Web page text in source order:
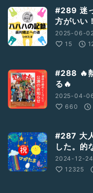
#289 迷
方がいい
2025-06-
15
#288 🔥
る🔥
2025-04-
660
#287 大
した。的
2024-12-
12325